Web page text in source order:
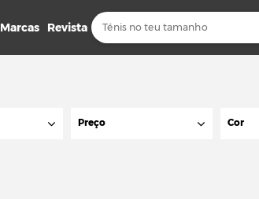
Marcas Revista
Preço Cor